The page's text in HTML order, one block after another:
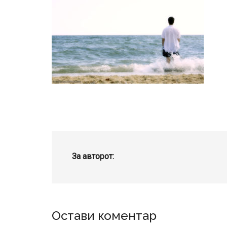
За авторот:
Reader
Остави коментар